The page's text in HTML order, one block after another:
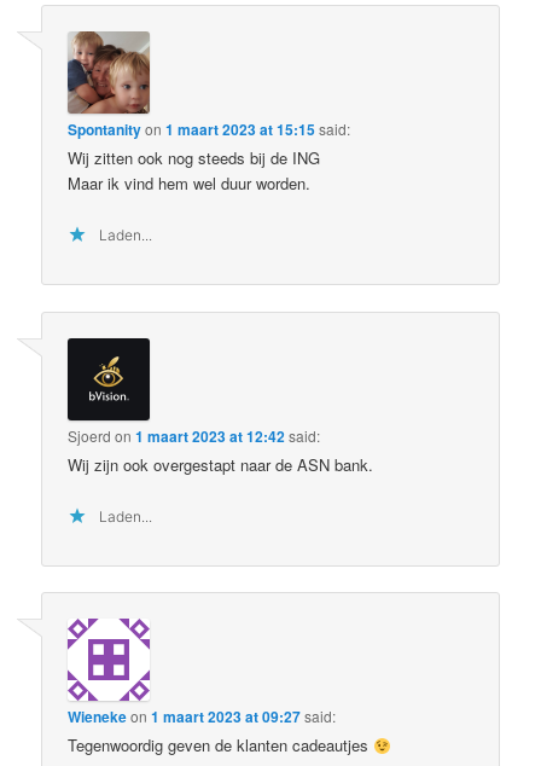
Spontanityon1 maart 2023 at 15:15said:
Wij zitten ook nog steeds bij de ING
Maar ik vind hem wel duur worden.
Laden...
Sjoerd on1 maart 2023 at 12:42said:
Wij zijn ook overgestapt naar de ASN bank.
Laden...
Wienekeon1 maart 2023 at 09:27said:
Tegenwoordig geven de klanten cadeautjes